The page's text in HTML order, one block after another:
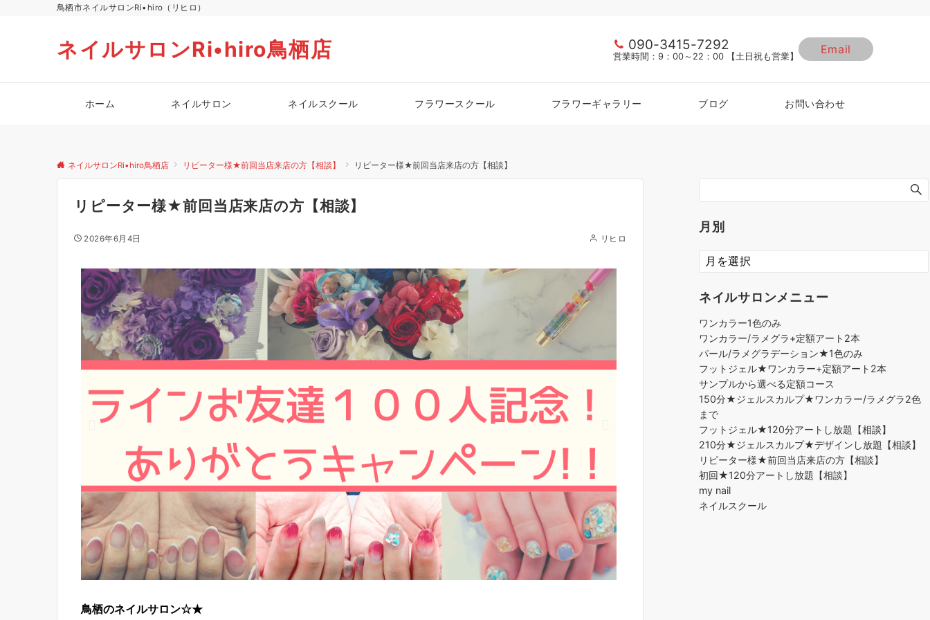
鳥栖市ネイルサロンRi•hiro（リヒロ）
ネイルサロンRi•hiro鳥栖店 090-3415-7292
営業時間：9：00～22：00 【土日祝も営業】
Email
ホーム ネイルサロン ネイルスクール フラワースクール フラワーギャラリー ブログ お問い合わせ
ネイルサロンRi•hiro鳥栖店 リピーター様★前回当店来店の方【相談】 リピーター様★前回当店来店の方【相談】
リピーター様★前回当店来店の方【相談】
2026年6月4日 リヒロ
鳥栖のネイルサロン☆★
月別
ネイルサロンメニュー
ワンカラー1色のみ
ワンカラー/ラメグラ+定額アート2本
パール/ラメグラデーション★1色のみ
フットジェル★ワンカラー+定額アート2本
サンプルから選べる定額コース
150分★ジェルスカルプ★ワンカラー/ラメグラ2色
まで
フットジェル★120分アートし放題【相談】
210分★ジェルスカルプ★デザインし放題【相談】
リピーター様★前回当店来店の方【相談】
初回★120分アートし放題【相談】
my nail
ネイルスクール